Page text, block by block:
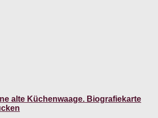
alte Küchenwaage. Biografiekarte